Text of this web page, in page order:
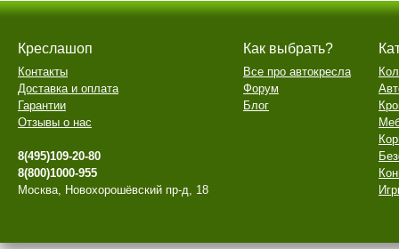
Креслашоп
Контакты
Доставка и оплата
Гарантии
Отзывы о нас
8(495)109-20-80
8(800)1000-955
Москва, Новохорошёвский пр-д, 18
Как выбрать?
Все про автокресла
Форум
Блог